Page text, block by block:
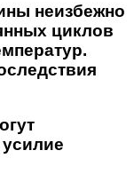
неизбежно
циклов